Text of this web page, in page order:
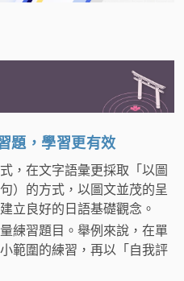
題，學習更有效
，在文字語彙更採取「以圖
）的方式，以圖文並茂的呈
立良好的日語基礎觀念。
練習題目。舉例來說，在單
範圍的練習，再以「自我評